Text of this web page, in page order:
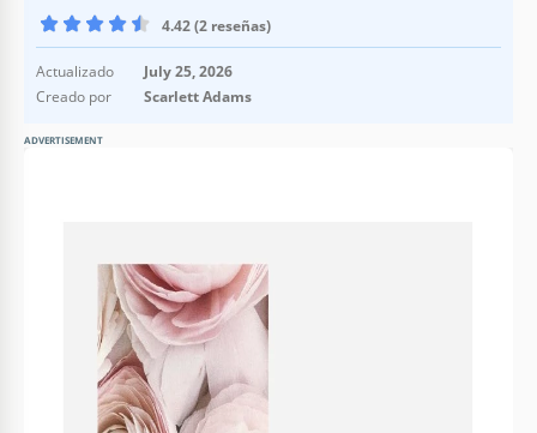
4.42 (2 reseñas)
Actualizado
July 25, 2026
Creado por
Scarlett Adams
ADVERTISEMENT